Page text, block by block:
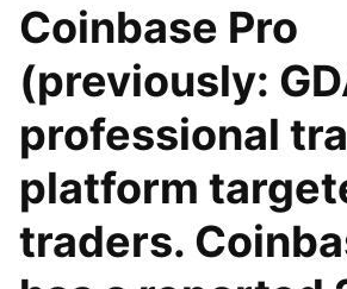
Coinbase Pro
(previously:
professional
platform
traders.